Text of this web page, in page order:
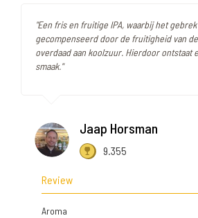
"Een fris en fruitige IPA, waarbij het
gecompenseerd door de fruitigheid van
overdaad aan koolzuur. Hierdoor ontstaat
smaak."
Jaap Horsman
9.355
Review
Aroma